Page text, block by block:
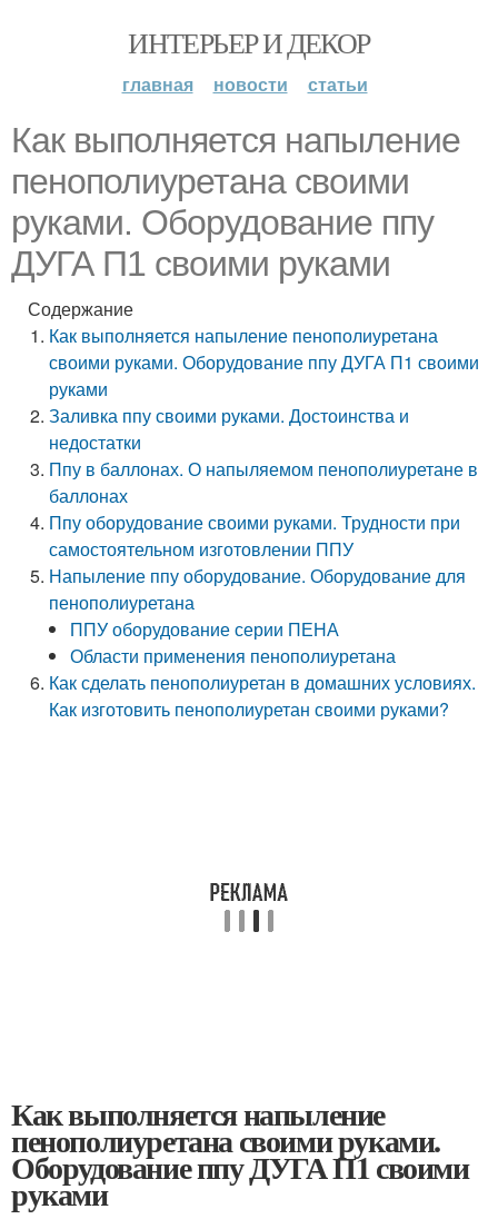
ИНТЕРЬЕР И ДЕКОР
главная новости статьи
Как выполняется напыление
пенополиуретана своими
руками. Оборудование ппу
ДУГА П1 своими руками
Содержание
Как выполняется напыление пенополиуретана
своими руками. Оборудование ппу ДУГА П1 своими
руками
Заливка ппу своими руками. Достоинства и
недостатки
Ппу в баллонах. О напыляемом пенополиуретане в
баллонах
Ппу оборудование своими руками. Трудности при
самостоятельном изготовлении ППУ
Напыление ппу оборудование. Оборудование для
пенополиуретана
ППУ оборудование серии ПЕНА
Области применения пенополиуретана
Как сделать пенополиуретан в домашних условиях.
Как изготовить пенополиуретан своими руками?
Как выполняется напыление
пенополиуретана своими руками.
Оборудование ппу ДУГА П1 своими
руками